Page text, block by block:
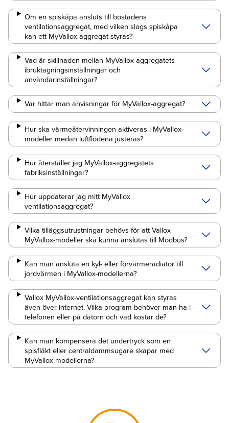
Om en spiskåpa ansluts till bostadens
ventilationsaggregat, med vilken slags spiskåpa
kan ett MyVallox-aggregat styras?
Vad är skillnaden mellan MyVallox-aggregatets
ibruktagningsinställningar och
användarinställningar?
Var hittar man anvisningar för MyVallox-aggregat?
Hur ska värmeåtervinningen aktiveras i MyVallox-
modeller medan luftflödena justeras?
Hur återställer jag MyVallox-aggregatets
fabriksinställningar?
Hur uppdaterar jag mitt MyVallox
ventilationsaggregat?
Vilka tilläggsutrustningar behövs för att Vallox
MyVallox-modeller ska kunna anslutas till Modbus?
Kan man ansluta en kyl- eller förvärmeradiator till
jordvärmen i MyVallox-modellerna?
Vallox MyVallox-ventilationsaggregat kan styras
även över internet. Vilka program behöver man ha i
telefonen eller på datorn och vad kostar de?
Kan man kompensera det undertryck som en
spisfläkt eller centraldammsugare skapar med
MyVallox-modellerna?